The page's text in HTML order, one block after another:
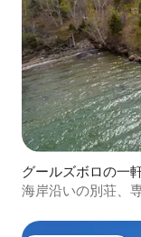
グールズボロの一
海岸沿いの別荘、